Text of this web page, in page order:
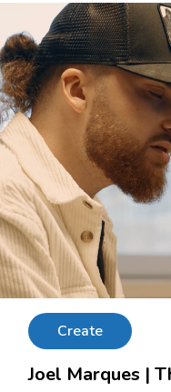
Create
Joel Marques |